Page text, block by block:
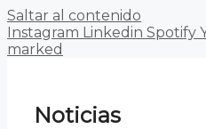
Saltar al contenido
Instagram Linkedin Spotify
marked
Noticias